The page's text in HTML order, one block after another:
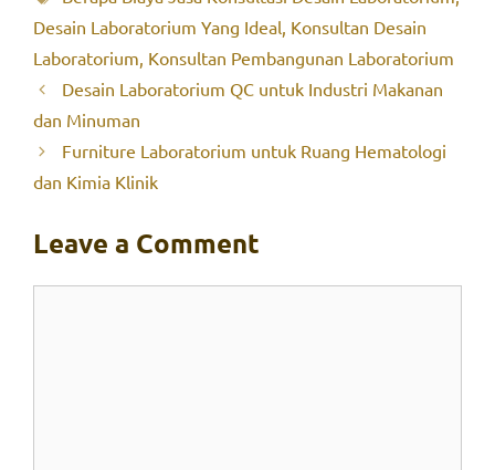
Desain Laboratorium Yang Ideal Konsultan Desain
Laboratorium Konsultan Pembangunan Laboratorium
Desain Laboratorium QC untuk Industri Makanan
dan Minuman
Furniture Laboratorium untuk Ruang Hematologi
dan Kimia Klinik
Leave a Comment